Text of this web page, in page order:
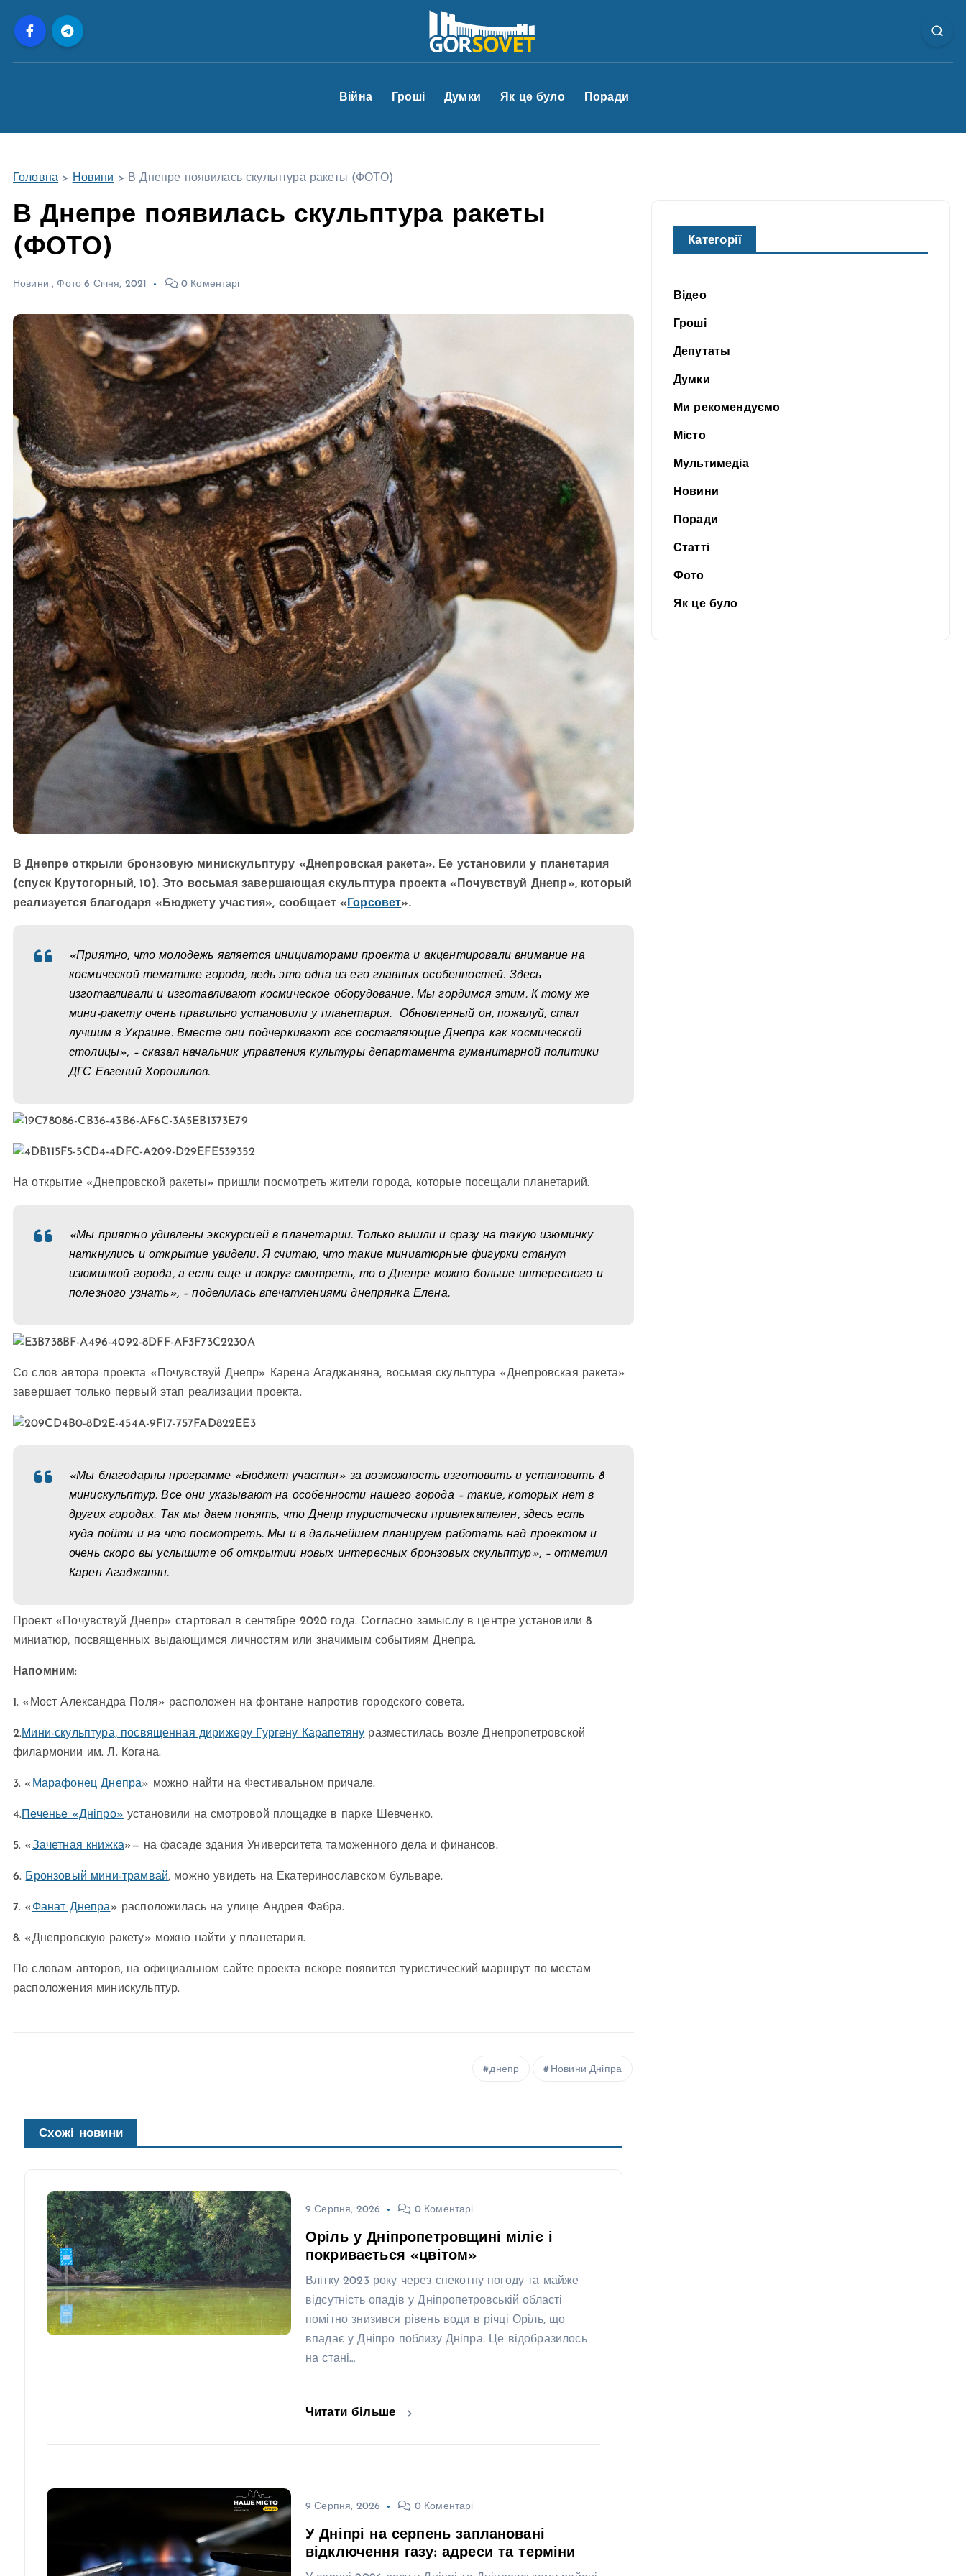
Війна Гроші Думки Як це було Поради
Головна > Новини > В Днепре появилась скульптура ракеты (ФОТО)
В Днепре появилась скульптура ракеты
(ФОТО)
Новини , Фото 6 Січня, 2021 0 Коментарі
В Днепре открыли бронзовую минискульптуру «Днепровская ракета». Ее установили у планетария
(спуск Крутогорный, 10). Это восьмая завершающая скульптура проекта «Почувствуй Днепр», который
реализуется благодаря «Бюджету участия», сообщает «Горсовет».
«Приятно, что молодежь является инициаторами проекта и акцентировали внимание на
космической тематике города, ведь это одна из его главных особенностей. Здесь
изготавливали и изготавливают космическое оборудование. Мы гордимся этим. К тому же
мини-ракету очень правильно установили у планетария. Обновленный он, пожалуй, стал
лучшим в Украине. Вместе они подчеркивают все составляющие Днепра как космической
столицы», – сказал начальник управления культуры департамента гуманитарной политики
ДГС Евгений Хорошилов.
На открытие «Днепровской ракеты» пришли посмотреть жители города, которые посещали планетарий.
«Мы приятно удивлены экскурсией в планетарии. Только вышли и сразу на такую ​​изюминку
наткнулись и открытие увидели. Я считаю, что такие миниатюрные фигурки станут
изюминкой города, а если еще и вокруг смотреть, то о Днепре можно больше интересного и
полезного узнать», – поделилась впечатлениями днепрянка Елена.
Со слов автора проекта «Почувствуй Днепр» Карена Агаджаняна, восьмая скульптура «Днепровская ракета»
завершает только первый этап реализации проекта.
«Мы благодарны программе «Бюджет участия» за возможность изготовить и установить 8
минискульптур. Все они указывают на особенности нашего города – такие, которых нет в
других городах. Так мы даем понять, что Днепр туристически привлекателен, здесь есть
куда пойти и на что посмотреть. Мы и в дальнейшем планируем работать над проектом и
очень скоро вы услышите об открытии новых интересных бронзовых скульптур», – отметил
Карен Агаджанян.
Проект «Почувствуй Днепр» стартовал в сентябре 2020 года. Согласно замыслу в центре установили 8
миниатюр, посвященных выдающимся личностям или значимым событиям Днепра.
Напомним:
1. «Мост Александра Поля» расположен на фонтане напротив городского совета.
2.Мини-скульптура, посвященная дирижеру Гургену Карапетяну разместилась возле Днепропетровской
филармонии им. Л. Когана.
3. « Марафонец Днепра» можно найти на Фестивальном причале.
4.Печенье «Дніпро» установили на смотровой площадке в парке Шевченко.
5. «Зачетная книжка»— на фасаде здания Университета таможенного дела и финансов.
6. Бронзовый мини-трамвай, можно увидеть на Екатеринославском бульваре.
7. « Фанат Днепра» расположилась на улице Андрея Фабра.
8. «Днепровскую ракету» можно найти у планетария.
По словам авторов, на официальном сайте проекта вскоре появится туристический маршрут по местам
расположения минискульптур.
днепр Новини Дніпра
Схожі новини
9 Серпня, 2026 0 Коментарі
Оріль у Дніпропетровщині міліє і
покривається «цвітом»
Влітку 2023 року через спекотну погоду та майже
відсутність опадів у Дніпропетровській області
помітно знизився рівень води в річці Оріль, що
впадає у Дніпро поблизу Дніпра. Це відобразилось
на стані…
Читати більше
9 Серпня, 2026 0 Коментарі
У Дніпрі на серпень заплановані
відключення газу: адреси та терміни
Категорії
Відео
Гроші
Депутаты
Думки
Ми рекомендуємо
Місто
Мультимедіа
Новини
Поради
Статті
Фото
Як це було